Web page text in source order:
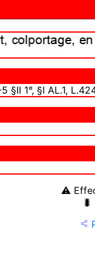
§II 1°, §I AL.1,
⚠